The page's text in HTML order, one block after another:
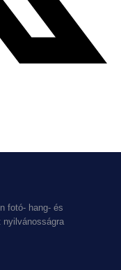
fotó- hang- és
nyilvánosságra